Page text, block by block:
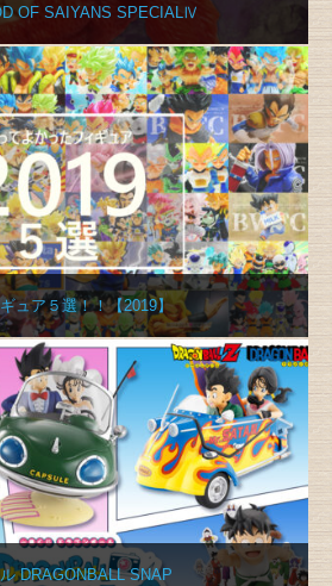
OF SAIYANS SPECIALⅣ
ュア５選！！【2019】
DRAGONBALL SNAP